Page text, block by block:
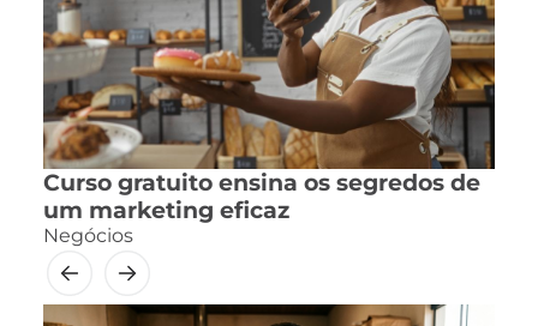
Curso gratuito ensina os segredos de
um marketing eficaz
Negócios